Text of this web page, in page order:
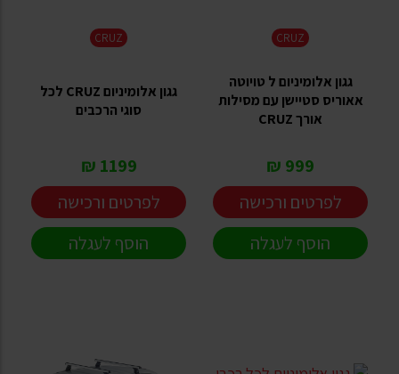
CRUZ
גגון אלומיניום ל טויוטה
אאוריס סטיישן עם מסילות
אורך CRUZ
999 ₪
לפרטים ורכישה
הוסף לעגלה
CRUZ
גגון אלומיניום CRUZ לכל
סוגי הרכבים
1199 ₪
לפרטים ורכישה
הוסף לעגלה